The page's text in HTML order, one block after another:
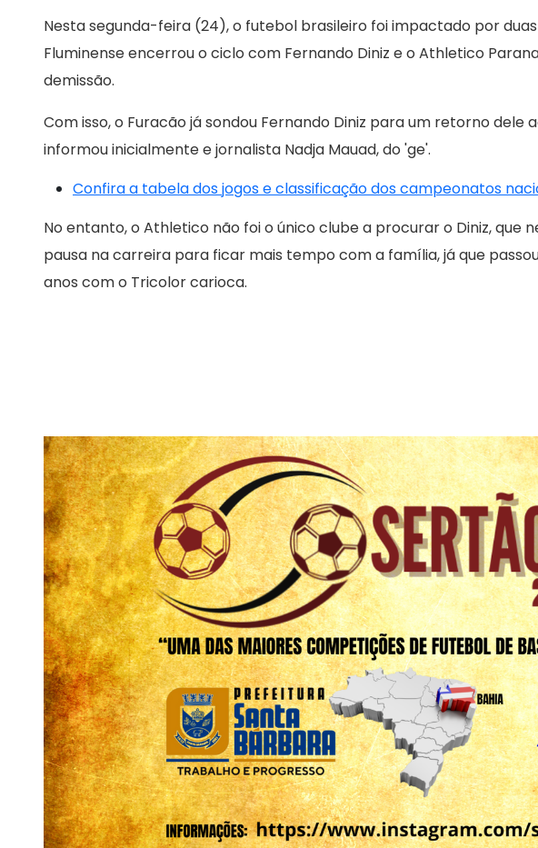
Nesta segunda-feira (24), o futebol brasileiro foi impactado por
Fluminense encerrou o ciclo com Fernando Diniz e o Athletico
demissão.
Com isso, o Furacão já sondou Fernando Diniz para um retorno dele
informou inicialmente e jornalista Nadja Mauad, do 'ge'.
Confira a tabela dos jogos e classificação dos campeonatos
No entanto, o Athletico não foi o único clube a procurar o Diniz,
pausa na carreira para ficar mais tempo com a família, já que
anos com o Tricolor carioca.